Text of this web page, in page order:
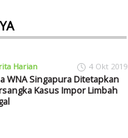
Harian 4 Okt 2019
WNA Singapura Ditetapkan
Kasus Impor Limbah